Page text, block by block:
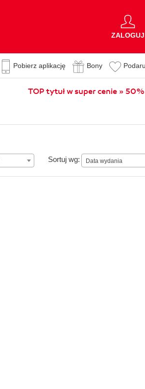
ZALOGUJ
Pobierz aplikację Bony
TOP tytuł w super cenie »
Sortuj wg: Data wydania
Data wydania